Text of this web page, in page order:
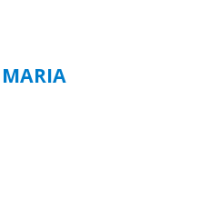
MARIA